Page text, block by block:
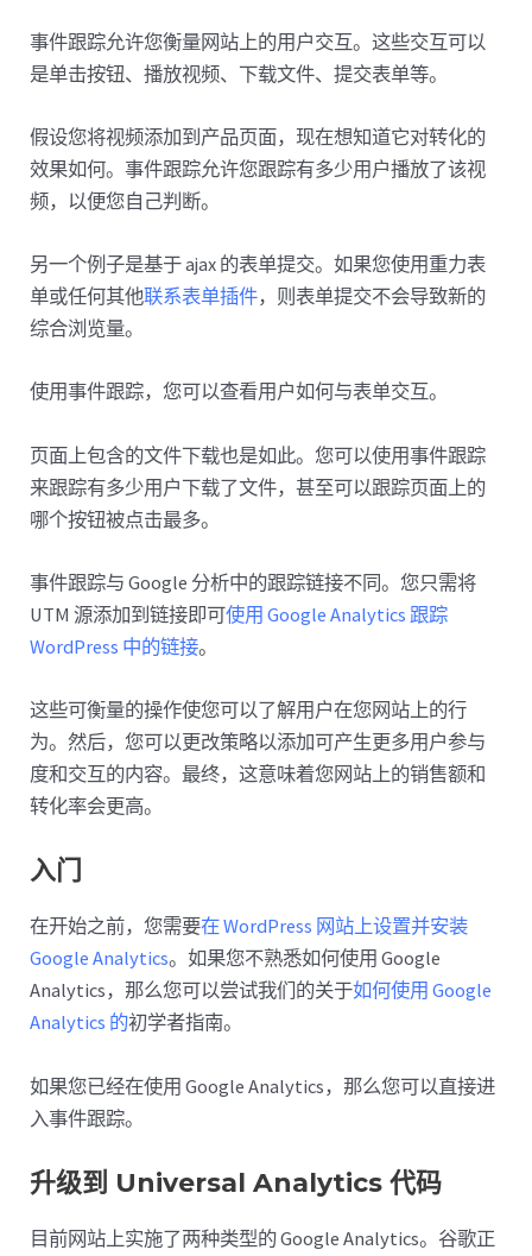
事件跟踪允许您衡量网站上的用户交互。这些交互可以
是单击按钮、播放视频、下载文件、提交表单等。
假设您将视频添加到产品页面，现在想知道它对转化的
效果如何。事件跟踪允许您跟踪有多少用户播放了该视
频，以便您自己判断。
另一个例子是基于 ajax 的表单提交。如果您使用重力表
单或任何其他联系表单插件，则表单提交不会导致新的
综合浏览量。
使用事件跟踪，您可以查看用户如何与表单交互。
页面上包含的文件下载也是如此。您可以使用事件跟踪
来跟踪有多少用户下载了文件，甚至可以跟踪页面上的
哪个按钮被点击最多。
事件跟踪与 Google 分析中的跟踪链接不同。您只需将
UTM 源添加到链接即可使用 Google Analytics 跟踪
WordPress 中的链接。
这些可衡量的操作使您可以了解用户在您网站上的行
为。然后，您可以更改策略以添加可产生更多用户参与
度和交互的内容。最终，这意味着您网站上的销售额和
转化率会更高。
入门
在开始之前，您需要在 WordPress 网站上设置并安装
Google Analytics。如果您不熟悉如何使用 Google
Analytics，那么您可以尝试我们的关于如何使用 Google
Analytics 的初学者指南。
如果您已经在使用 Google Analytics，那么您可以直接进
入事件跟踪。
升级到 Universal Analytics 代码
目前网站上实施了两种类型的 Google Analytics。谷歌正